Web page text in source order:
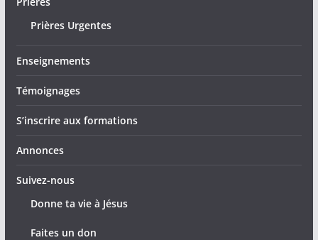
Prières Urgentes
Enseignements
Témoignages
S’inscrire aux formations
Annonces
Suivez-nous
Donne ta vie à Jésus
Faites un don